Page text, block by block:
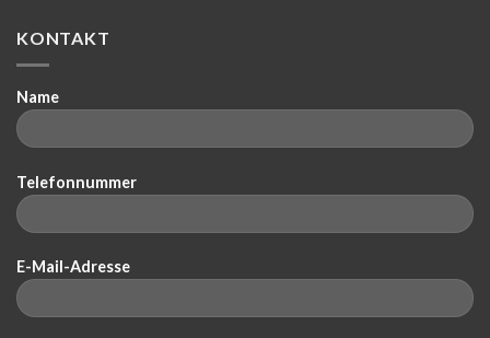
KONTAKT
Name
Telefonnummer
E-Mail-Adresse